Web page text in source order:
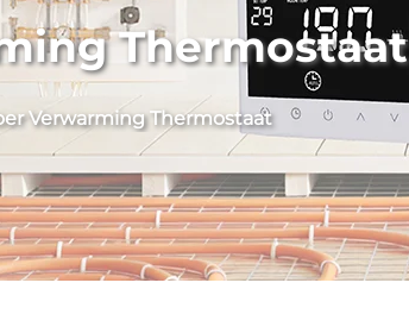
Thermostaat
Verwarming Thermostaat